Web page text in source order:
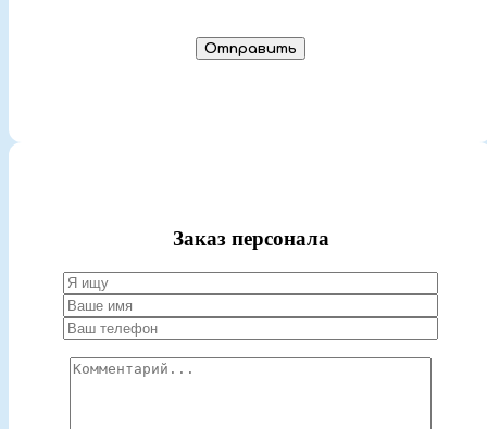
Заказ персонала